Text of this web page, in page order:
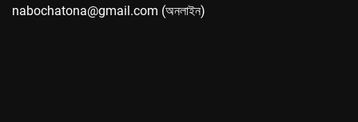
nabochatona@gmail.com (অনলাইন)